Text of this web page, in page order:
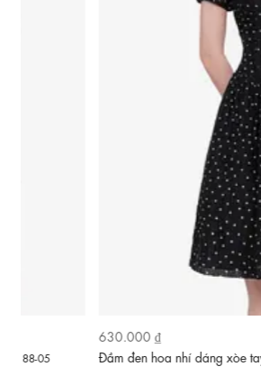
Đầm đen hoa nhí dáng xòe tay phồng